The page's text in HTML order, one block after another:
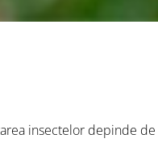
insectelor depinde